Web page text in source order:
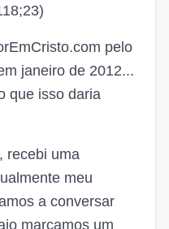
pelo
janeiro de 2012...
que isso daria
recebi uma
meu
a conversar
marcamos um